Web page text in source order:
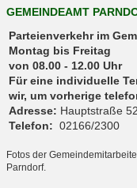
GEMEINDEAMT
Parteienverkehr
Montag bis Freitag
von 08.00 - 12.00 Uhr
Für eine individuelle
wir, um vorherige
Adresse: Hauptstraße
Telefon: 02166/2300
Fotos der
Parndorf.